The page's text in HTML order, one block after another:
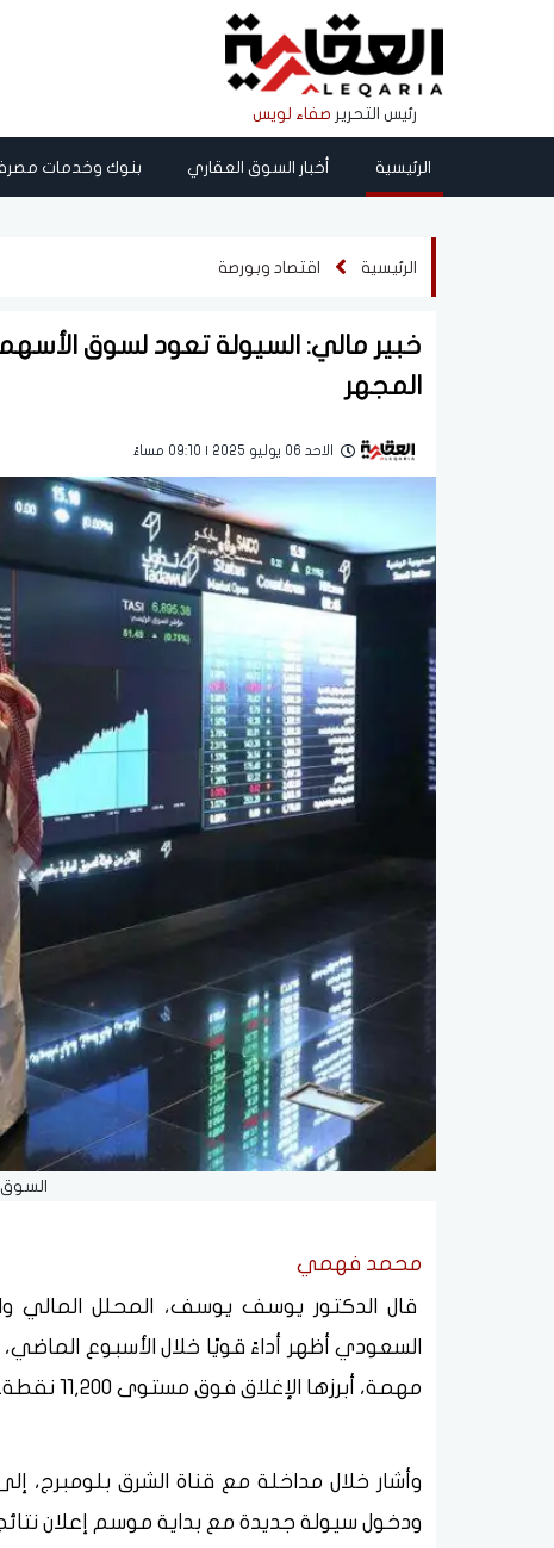
رئيس التحرير صفاء لويس
الرئيسية أخبار السوق العقاري بنوك وخدمات
الرئيسية اقتصاد وبورصة
خبير مالي: السيولة تعود لسوق
المجهر
الاحد 06 يوليو 2025 | 09:10 مساءً
محمد فهمي
قال الدكتور يوسف يوسف، المحلل المالي
السعودي أظهر أداءً قويًا خلال الأسبوع
مهمة، أبرزها الإغلاق فوق مستوى 11,200 نقطة.
وأشار خلال مداخلة مع قناة الشرق بلومبرج،
ودخول سيولة جديدة مع بداية موسم إعلان نتائج